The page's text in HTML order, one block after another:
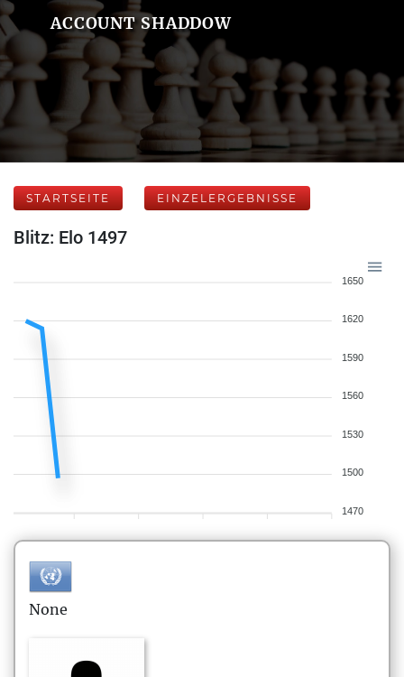
ACCOUNT SHADDOW
STARTSEITE EINZELERGEBNISSE
Blitz: Elo 1497
1650
1620
1590
1560
1530
1500
1470
None